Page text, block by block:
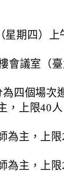
星期四）上
會議室（
四個場次
，上限40
為主，上
為主，上